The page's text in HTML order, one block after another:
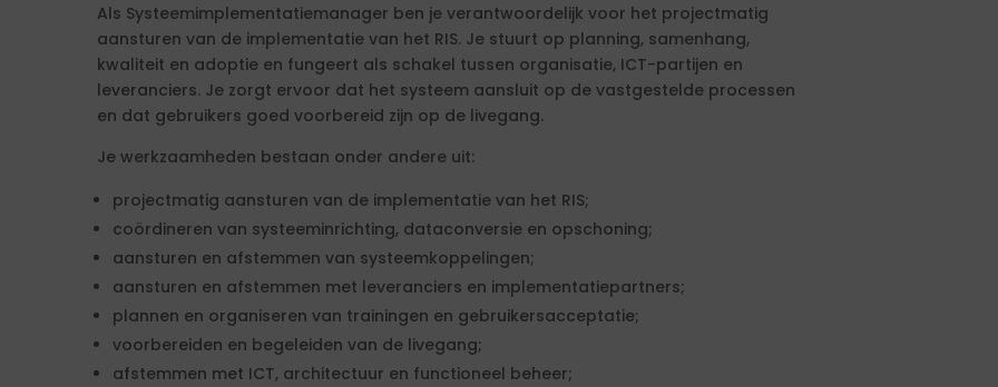
Als Systeemimplementatiemanager ben je verantwoordelijk voor het projectmatig
aansturen van de implementatie van het RIS. Je stuurt op planning, samenhang,
kwaliteit en adoptie en fungeert als schakel tussen organisatie, ICT-partijen en
leveranciers. Je zorgt ervoor dat het systeem aansluit op de vastgestelde processen
en dat gebruikers goed voorbereid zijn op de livegang.
Je werkzaamheden bestaan onder andere uit:
projectmatig aansturen van de implementatie van het RIS;
coördineren van systeeminrichting, dataconversie en opschoning;
aansturen en afstemmen van systeemkoppelingen;
aansturen en afstemmen met leveranciers en implementatiepartners;
plannen en organiseren van trainingen en gebruikersacceptatie;
voorbereiden en begeleiden van de livegang;
afstemmen met ICT, architectuur en functioneel beheer;